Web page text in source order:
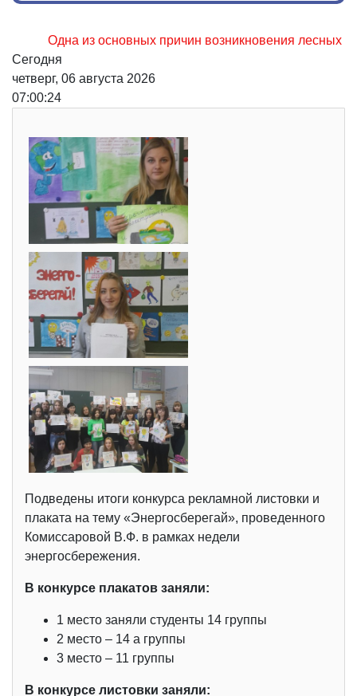
Одна из основных причин возникновения лесных
Сегодня
четверг, 06 августа 2026
07:00:25
Подведены итоги конкурса рекламной листовки и
плаката на тему «Энергосберегай», проведенного
Комиссаровой В.Ф. в рамках недели
энергосбережения.
В конкурсе плакатов заняли:
1 место заняли студенты 14 группы
2 место – 14 а группы
3 место – 11 группы
В конкурсе листовки заняли: